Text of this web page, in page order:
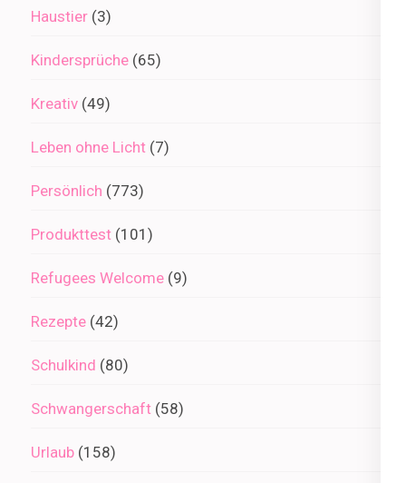
Haustier (3)
Kindersprüche (65)
Kreativ (49)
Leben ohne Licht (7)
Persönlich (773)
Produkttest (101)
Refugees Welcome (9)
Rezepte (42)
Schulkind (80)
Schwangerschaft (58)
Urlaub (158)